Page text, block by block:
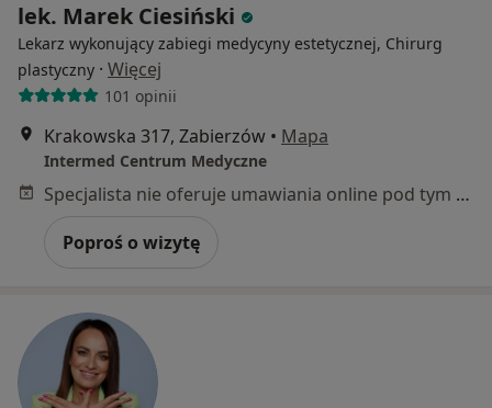
lek. Marek Ciesiński
Lekarz wykonujący zabiegi medycyny estetycznej, Chirurg
plastyczny · Więcej
101 opinii
Krakowska 317, Zabierzów • Mapa
Intermed Centrum Medyczne
Specjalista nie oferuje umawiania online pod tym adresem.
Poproś o wizytę